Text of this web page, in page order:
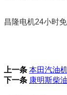
昌隆电机24小时
上一条 本田汽油
下一条 康明斯柴